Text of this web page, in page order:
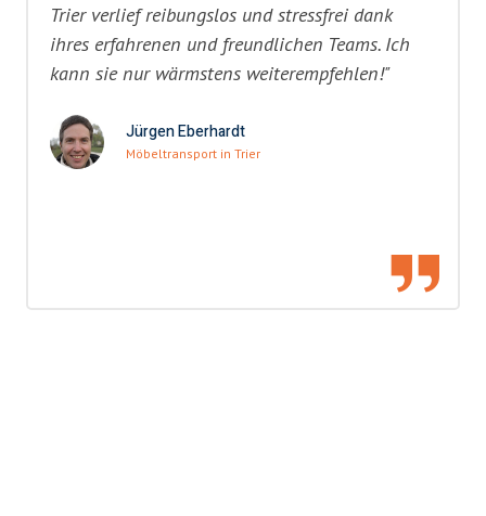
Trier verlief reibungslos und stressfrei dank
ihres erfahrenen und freundlichen Teams. Ich
kann sie nur wärmstens weiterempfehlen!"
Jürgen Eberhardt
Möbeltransport in Trier